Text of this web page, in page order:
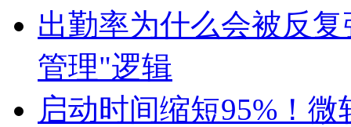
出勤率为什么会被反
管理"逻辑
启动时间缩短95%！